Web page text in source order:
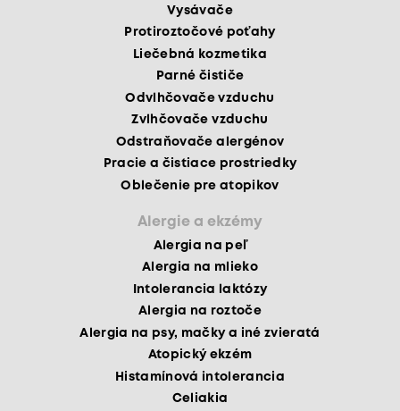
Vysávače
Protiroztočové poťahy
Liečebná kozmetika
Parné čističe
Odvlhčovače vzduchu
Zvlhčovače vzduchu
Odstraňovače alergénov
Pracie a čistiace prostriedky
Oblečenie pre atopikov
Alergie a ekzémy
Alergia na peľ
Alergia na mlieko
Intolerancia laktózy
Alergia na roztoče
Alergia na psy, mačky a iné zvieratá
Atopický ekzém
Histamínová intolerancia
Celiakia